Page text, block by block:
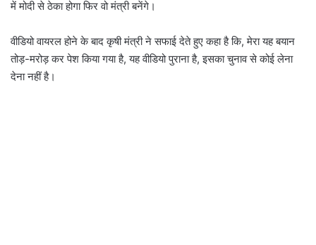
में मोदी से ठेका होगा फिर वो मंत्री बनेंगे।
वीडियो वायरल होने के बाद कृषी मंत्री ने सफाई देते हुए कहा है कि, मेरा यह बयान
तोड़-मरोड़ कर पेश किया गया है, यह वीडियो पुराना है, इसका चुनाव से कोई लेना
देना नहीं है।